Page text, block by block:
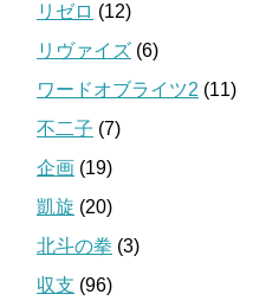
リゼロ (12)
リヴァイズ (6)
ワードオブライツ2 (11)
不二子 (7)
企画 (19)
凱旋 (20)
北斗の拳 (3)
収支 (96)